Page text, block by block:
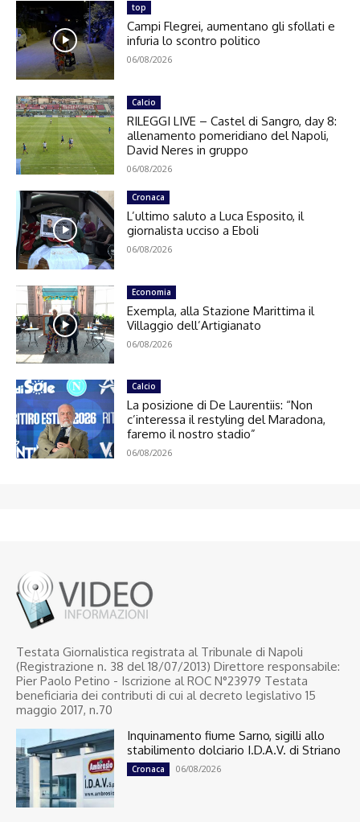
top
Campi Flegrei, aumentano gli sfollati e
infuria lo scontro politico
06/08/2026
Calcio
RILEGGI LIVE – Castel di Sangro, day 8:
allenamento pomeridiano del Napoli,
David Neres in gruppo
06/08/2026
Cronaca
L’ultimo saluto a Luca Esposito, il
giornalista ucciso a Eboli
06/08/2026
Economia
Exempla, alla Stazione Marittima il
Villaggio dell’Artigianato
06/08/2026
Calcio
La posizione di De Laurentiis: “Non
c’interessa il restyling del Maradona,
faremo il nostro stadio”
06/08/2026
Testata Giornalistica registrata al Tribunale di Napoli
(Registrazione n. 38 del 18/07/2013) Direttore responsabile:
Pier Paolo Petino - Iscrizione al ROC N°23979 Testata
beneficiaria dei contributi di cui al decreto legislativo 15
maggio 2017, n.70
Inquinamento fiume Sarno, sigilli allo
stabilimento dolciario I.D.A.V. di Striano
Cronaca 06/08/2026